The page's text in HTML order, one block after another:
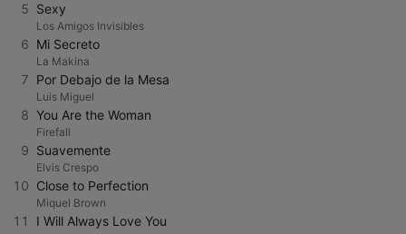
5 Sexy
Los Amigos Invisibles
6 Mi Secreto
La Makina
7 Por Debajo de la Mesa
Luis Miguel
8 You Are the Woman
Firefall
9 Suavemente
Elvis Crespo
10 Close to Perfection
Miquel Brown
11 I Will Always Love You